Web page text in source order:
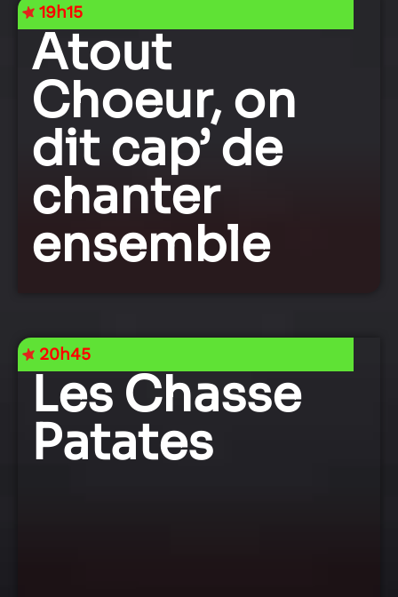
19h15
Atout
Choeur, on
dit cap’ de
chanter
ensemble
20h45
Les Chasse
Patates